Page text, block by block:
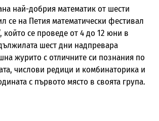
най-добрия математик от шести
се на Петия математически фестивал
който се проведе от 4 до 12 юни в
шест дни надпревара
журито с отличните си познания по
числови редици и комбинаторика и
с първото място в своята група.